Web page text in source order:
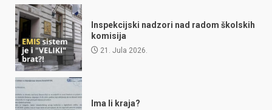
Inspekcijski nadzori nad radom školskih
komisija
21. Jula 2026.
Ima li kraja?